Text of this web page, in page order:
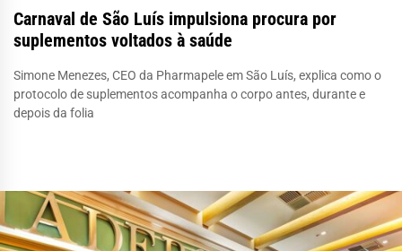
Carnaval de São Luís impulsiona procura por
suplementos voltados à saúde
Simone Menezes, CEO da Pharmapele em São Luís, explica como o
protocolo de suplementos acompanha o corpo antes, durante e
depois da folia